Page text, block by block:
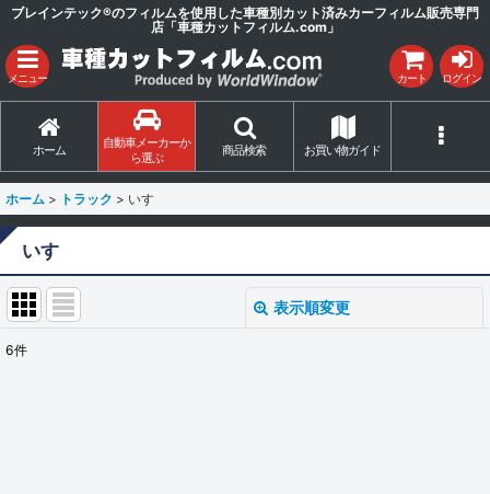
ブレインテック®のフィルムを使用した車種別カット済みカーフィルム販売専門
店「車種カットフィルム.com」
メニュー カート ログイン
ホーム
自動車メーカーか
ら選ぶ
商品検索 お買い物ガイド
ホーム > トラック > いすゞ
いすゞ
表示順変更
6件